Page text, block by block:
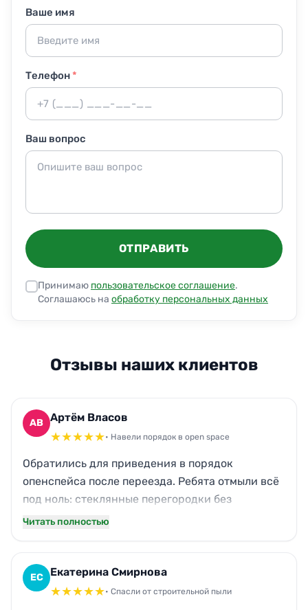
Ваше имя
Телефон*
Ваш вопрос
ОТПРАВИТЬ
Принимаю пользовательское соглашение.
Соглашаюсь на обработку персональных данных
Отзывы наших клиентов
АВ Артём Власов
★★★★★• Навели порядок в open space
Обратились для приведения в порядок
опенспейса после переезда. Ребята отмыли всё
под ноль: стеклянные перегородки без
разводов, кухонный жир ушёл бесследно, даже
самим возиться. Теперь дышится легко, приятно
работать.
Читать полностью
ЕС Екатерина Смирнова
★★★★★• Спасли от строительной пыли